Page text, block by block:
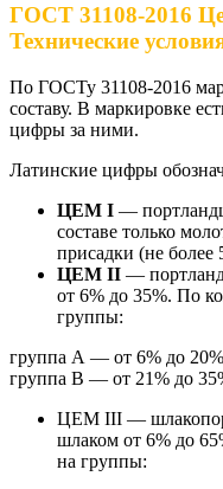
ГОСТ 31108-2016
Технические
По ГОСТу 31108-2016
составу. В маркировке
цифры за ними.
Латинские цифры
ЦЕМ I —
составе только
присадки (не более
ЦЕМ II —
от 6% до 35%. По
группы:
группа А — от 6% до
группа B — от 21% до
ЦЕМ III —
шлаком от 6% до
на группы: